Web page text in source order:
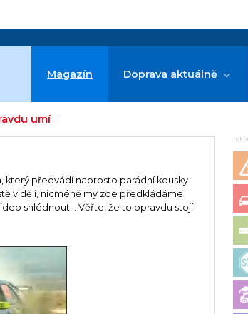
Magazín Doprava aktuálně
umí
který předvádí naprosto parádní kousky
viděli, nicméně my zde předkládáme
shlédnout... Věřte, že to opravdu stojí